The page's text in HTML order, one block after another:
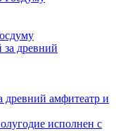
древний амфитеатр и